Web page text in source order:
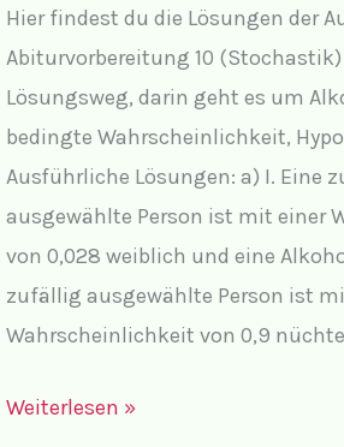
Hier findest du die Lösungen der
Abiturvorbereitung 10
Lösungsweg, darin geht es um
bedingte Wahrscheinlichkeit,
Ausführliche Lösungen: a) I. Eine
ausgewählte Person ist mit einer
von 0,028 weiblich und eine
zufällig ausgewählte Person ist
Wahrscheinlichkeit von 0,9
Lösungen
Weiterlesen »